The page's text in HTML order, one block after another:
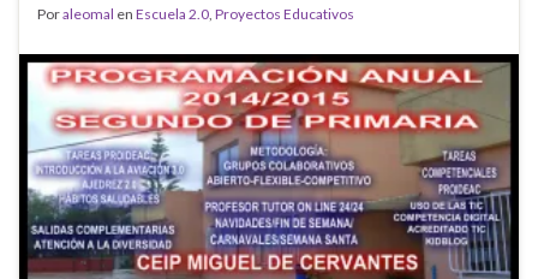
Poraleomal en Escuela 2.0, Proyectos Educativos